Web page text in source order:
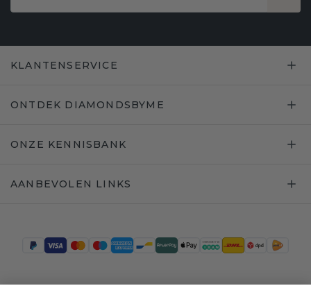
KLANTENSERVICE
ONTDEK DIAMONDSBYME
ONZE KENNISBANK
AANBEVOLEN LINKS